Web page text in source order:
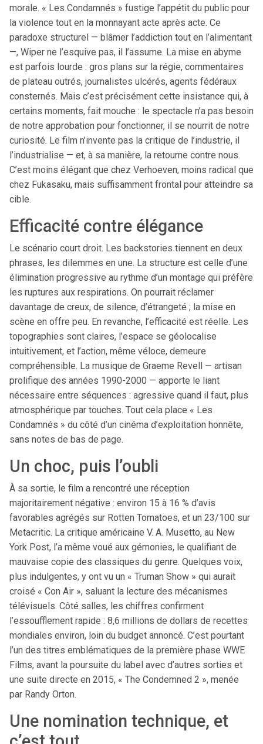
morale. « Les Condamnés » fustige l’appétit du public pour
la violence tout en la monnayant acte après acte. Ce
paradoxe structurel — blâmer l’addiction tout en l’alimentant
—, Wiper ne l’esquive pas, il l’assume. La mise en abyme
est parfois lourde : gros plans sur la régie, commentaires
de plateau outrés, journalistes ulcérés, agents fédéraux
consternés. Mais c’est précisément cette insistance qui, à
certains moments, fait mouche : le spectacle n’a pas besoin
de notre approbation pour fonctionner, il se nourrit de notre
curiosité. Le film n’invente pas la critique de l’industrie, il
l’industrialise — et, à sa manière, la retourne contre nous.
C’est moins élégant que chez Verhoeven, moins radical que
chez Fukasaku, mais suffisamment frontal pour atteindre sa
cible.
Efficacité contre élégance
Le scénario court droit. Les backstories tiennent en deux
phrases, les dilemmes en une. La structure est celle d’une
élimination progressive au rythme d’un montage qui préfère
les ruptures aux respirations. On pourrait réclamer
davantage de creux, de silence, d’étrangeté ; la mise en
scène en offre peu. En revanche, l’efficacité est réelle. Les
topographies sont claires, l’espace se géolocalise
intuitivement, et l’action, même véloce, demeure
compréhensible. La musique de Graeme Revell — artisan
prolifique des années 1990-2000 — apporte le liant
nécessaire entre séquences : agressive quand il faut, plus
atmosphérique par touches. Tout cela place « Les
Condamnés » du côté d’un cinéma d’exploitation honnête,
sans notes de bas de page.
Un choc, puis l’oubli
À sa sortie, le film a rencontré une réception
majoritairement négative : environ 15 à 16 % d’avis
favorables agrégés sur Rotten Tomatoes, et un 23/100 sur
Metacritic. La critique américaine V. A. Musetto, au New
York Post, l’a même voué aux gémonies, le qualifiant de
mauvaise copie des classiques du genre. Quelques voix,
plus indulgentes, y ont vu un « Truman Show » qui aurait
croisé « Con Air », saluant la lecture des mécanismes
télévisuels. Côté salles, les chiffres confirment
l’essoufflement rapide : 8,6 millions de dollars de recettes
mondiales environ, loin du budget annoncé. C’est pourtant
l’un des titres emblématiques de la première phase WWE
Films, avant la poursuite du label avec d’autres sorties et
une suite directe en 2015, « The Condemned 2 », menée
par Randy Orton.
Une nomination technique, et